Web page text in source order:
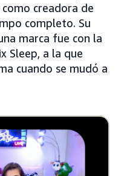
creadora de
completo. Su
marca fue con la
Sleep, a la que
cuando se mudó a